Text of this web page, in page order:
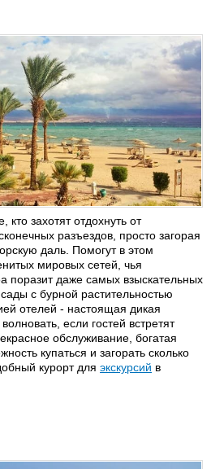
4*
Sheraton Sharm 5*
Sheraton Sharm Resort 4*
Sierra Resort 4*
Sinai Garden 4*
Sinai Grand 5*
Sinai Groove 4*
Sofitel Coralia 5*
Sol & Mar Royal Sharming Inn
Sol Melia Sharm 4*
Sonesta Beach Resort 4*
Sonesta Club 3*
Sun Rise 2*
Sun Shaine 3* (бывш. Golden
Palace) 3*
The Rock 4*
Safari Nuweiba 3*
Tropicana Nuweiba 4*
кто захотят отдохнуть от
разъездов, просто загорая
даль. Помогут в этом
мировых сетей, чья
поразит даже самых взыскательных
с бурной растительностью
отелей - настоящая дикая
если гостей встретят
обслуживание, богатая
купаться и загорать сколько
курорт для экскурсий в
Sol Y Mar Sea Star Resort